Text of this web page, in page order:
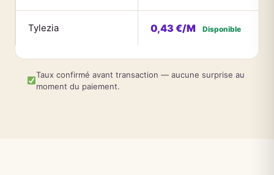
Tylezia 0,43 €/M Disponible
Taux confirmé avant transaction — aucune surprise au
moment du paiement.